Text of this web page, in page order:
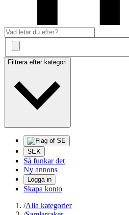
Filtrera efter kategori
SEK
Så funkar det
Ny annons
Logga in
Skapa konto
/Alla kategorier